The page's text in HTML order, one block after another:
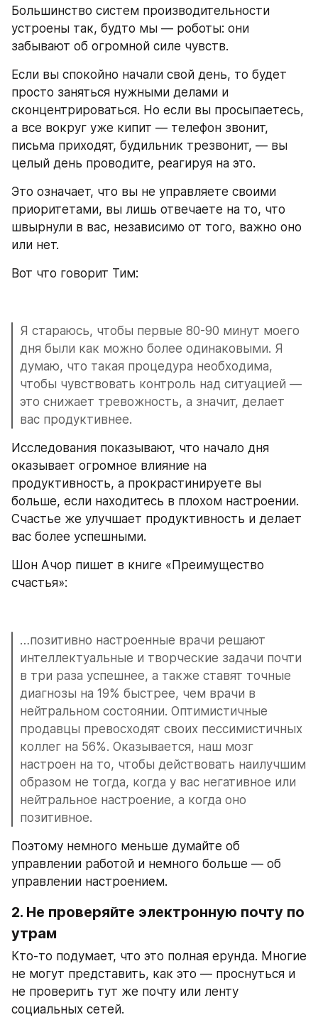
Большинство систем производительности
устроены так, будто мы — роботы: они
забывают об огромной силе чувств.
Если вы спокойно начали свой день, то будет
просто заняться нужными делами и
сконцентрироваться. Но если вы просыпаетесь,
а все вокруг уже кипит — телефон звонит,
письма приходят, будильник трезвонит, — вы
целый день проводите, реагируя на это.
Это означает, что вы не управляете своими
приоритетами, вы лишь отвечаете на то, что
швырнули в вас, независимо от того, важно оно
или нет.
Вот что говорит Тим:
Я стараюсь, чтобы первые 80-90 минут моего
дня были как можно более одинаковыми. Я
думаю, что такая процедура необходима,
чтобы чувствовать контроль над ситуацией —
это снижает тревожность, а значит, делает
вас продуктивнее.
Исследования показывают, что начало дня
оказывает огромное влияние на
продуктивность, а прокрастинируете вы
больше, если находитесь в плохом настроении.
Счастье же улучшает продуктивность и делает
вас более успешными.
Шон Ачор пишет в книге «Преимущество
счастья»:
…позитивно настроенные врачи решают
интеллектуальные и творческие задачи почти
в три раза успешнее, а также ставят точные
диагнозы на 19% быстрее, чем врачи в
нейтральном состоянии. Оптимистичные
продавцы превосходят своих пессимистичных
коллег на 56%. Оказывается, наш мозг
настроен на то, чтобы действовать наилучшим
образом не тогда, когда у вас негативное или
нейтральное настроение, а когда оно
позитивное.
Поэтому немного меньше думайте об
управлении работой и немного больше — об
управлении настроением.
2. Не проверяйте электронную почту по
утрам
Кто-то подумает, что это полная ерунда. Многие
не могут представить, как это — проснуться и
не проверить тут же почту или ленту
социальных сетей.